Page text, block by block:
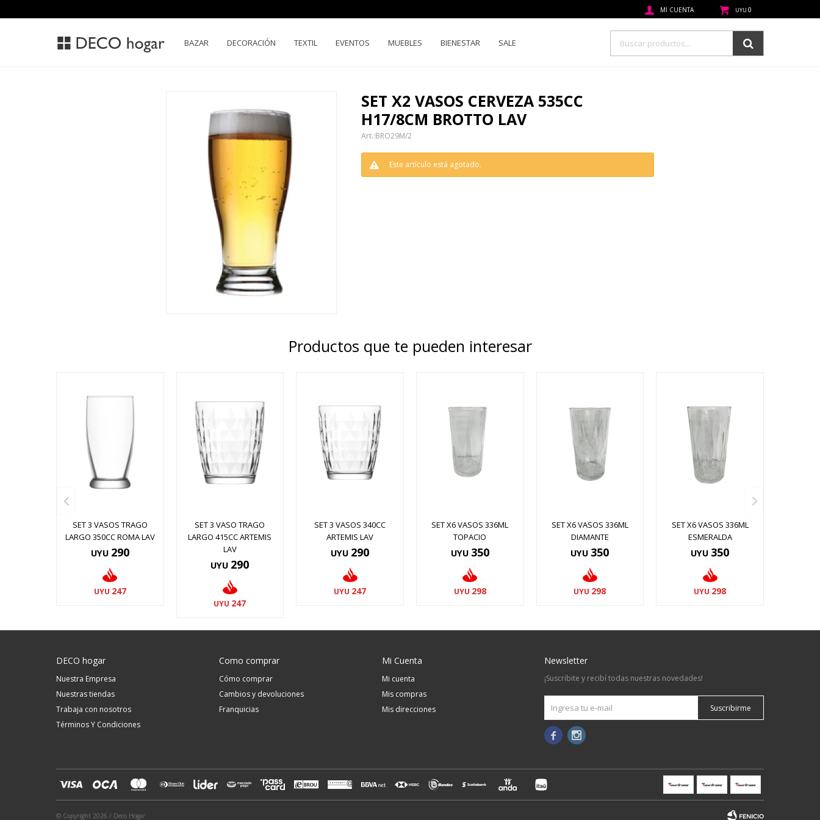
BAZAR DECORACIÓN TEXTIL EVENTOS MUEBLES BIENESTAR SALE
UYU 0
SET X2 VASOS CERVEZA 535CC
H17/8CM BROTTO LAV
BRO29M/2
Este artículo está agotado.
Productos que te pueden interesar
SET 3 VASOS TRAGO
LARGO 350CC ROMA LAV
UYU 290
UYU 247
SET 3 VASO TRAGO
LARGO 415CC ARTEMIS
LAV
UYU 290
UYU 247
SET 3 VASOS 340CC
ARTEMIS LAV
UYU 290
UYU 247
SET X6 VASOS 336ML
TOPACIO
UYU 350
UYU 298
SET X6 VASOS 336ML
DIAMANTE
UYU 350
UYU 298
SET X6 VASOS 336ML
ESMERALDA
UYU 350
UYU 298
DECO hogar
Nuestra Empresa
Nuestras tiendas
Trabaja con nosotros
Términos Y Condiciones
Como comprar
Cómo comprar
Cambios y devoluciones
Franquicias
Mi Cuenta
Mi cuenta
Mis compras
Mis direcciones
Newsletter
¡Suscribite y recibí todas nuestras novedades!
Suscribirme
 
© Copyright 2026 / Deco Hogar